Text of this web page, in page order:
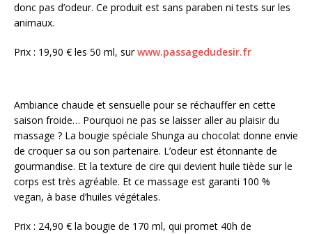
donc pas d’odeur. Ce produit est sans paraben ni tests sur les
animaux.
Prix : 19,90 € les 50 ml, surwww.passagedudesir.fr
Ambiance chaude et sensuelle pour se réchauffer en cette
saison froide… Pourquoi ne pas se laisser aller au plaisir du
massage ? La bougie spéciale Shunga au chocolat donne envie
de croquer sa ou son partenaire. L’odeur est étonnante de
gourmandise. Et la texture de cire qui devient huile tiède sur le
corps est très agréable. Et ce massage est garanti 100 %
vegan, à base d’huiles végétales.
Prix : 24,90 € la bougie de 170 ml, qui promet 40h de